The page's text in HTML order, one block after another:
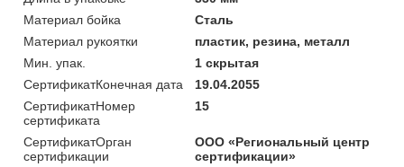
Материал бойка
Сталь
Материал рукоятки
пластик, резина, металл
Мин. упак.
1 скрытая
СертификатКонечная дата
19.04.2055
СертификатНомер
сертификата
15
СертификатОрган
сертификации
ООО «Региональный центр
сертификации»